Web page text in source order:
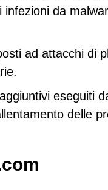
da
ad attacchi di
eseguiti
delle